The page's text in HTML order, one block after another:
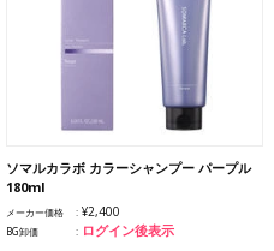
ソマルカラボ カラーシャンプー パープル
180ml
メーカー価格 ¥2,400
BG卸価 ログイン後表示